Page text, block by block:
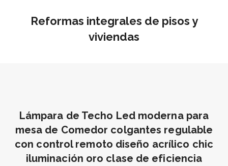
Reformas integrales de pisos y
viviendas
Lámpara de Techo Led moderna para
mesa de Comedor colgantes regulable
con control remoto diseño acrílico chic
iluminación oro clase de eficiencia